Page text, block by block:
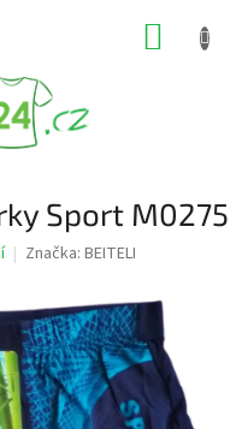
Sport M0275
Značka: BEITELI